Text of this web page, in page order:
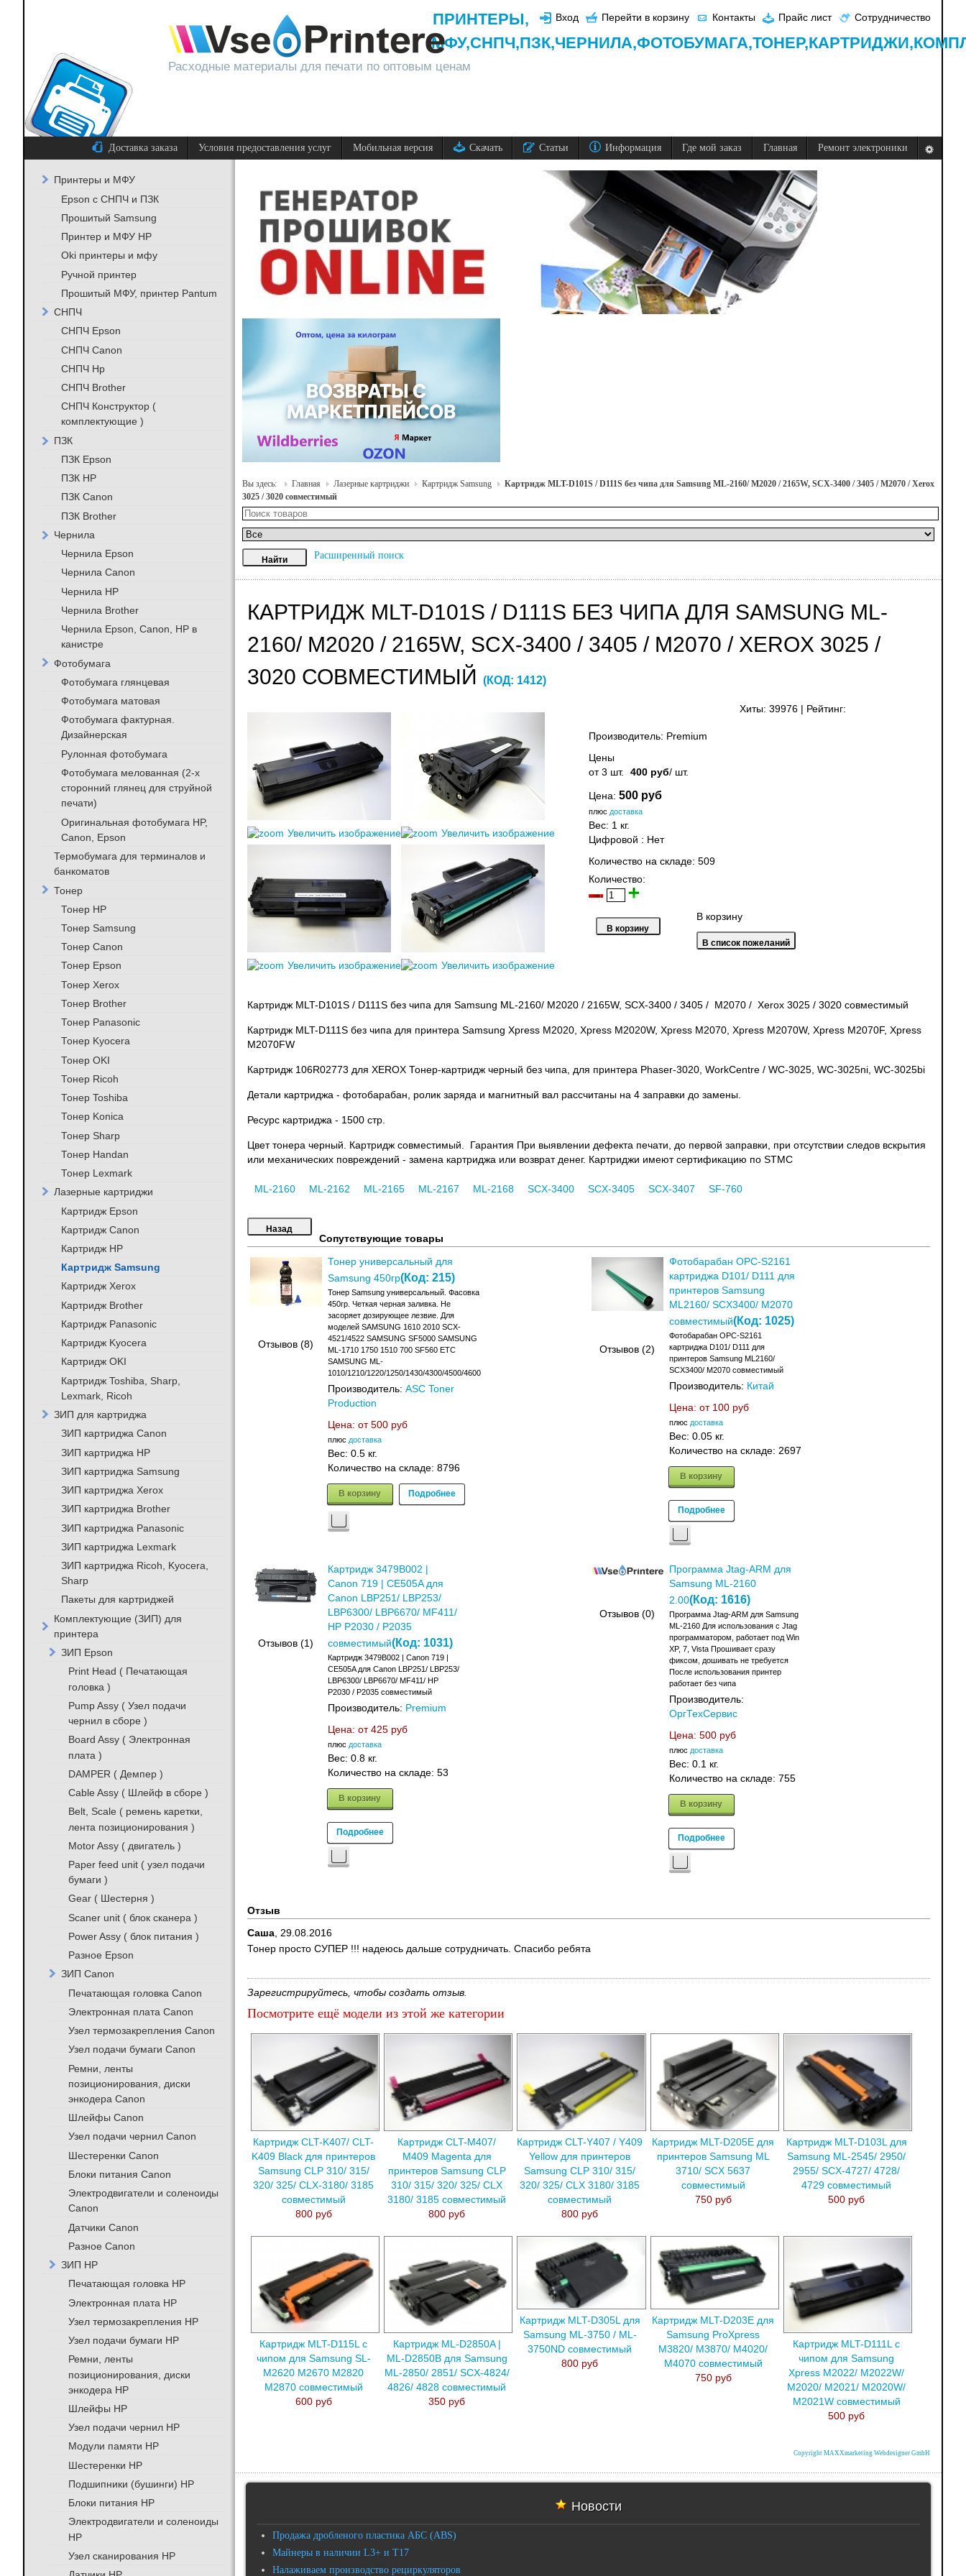
Расходные материалы для печати по оптовым ценам
Вход Перейти в корзину Контакты Прайс лист Сотрудничество
ПРИНТЕРЫ,
МФУ,СНПЧ,ПЗК,ЧЕРНИЛА,ФОТОБУМАГА,ТОНЕР,КАРТРИДЖИ,
Доставка заказа Условия предоставления услуг Мобильная версия Скачать Статьи Информация Где мой заказ Главная Ремонт электроники
Вы здесь: Главная Лазерные картриджи Картридж Samsung
Картридж MLT-D101S / D111S без чипа для Samsung ML-2160/ M2020 / 2165W, SCX-3400 / 3405 / M2070 / Xerox
3025 / 3020 совместимый
Расширенный поиск
КАРТРИДЖ MLT-D101S / D111S БЕЗ ЧИПА ДЛЯ SAMSUNG ML-
2160/ M2020 / 2165W, SCX-3400 / 3405 / M2070 / XEROX 3025 /
3020 СОВМЕСТИМЫЙ (КОД: 1412)
Хиты: 39976 Рейтинг:
Увеличить изображение Увеличить изображение
Увеличить изображение Увеличить изображение
Производитель: Premium
Цены
от 3 шт.
400 руб/ шт.
Цена: 500 руб
плюс доставка
Вес: 1 кг.
Цифровой : Нет
Количество на складе: 509
Количество:
В корзину
Картридж MLT-D101S / D111S без чипа для Samsung ML-2160/ M2020 / 2165W, SCX-3400 / 3405 / M2070 / Xerox 3025 / 3020 совместимый
Картридж MLT-D111S без чипа для принтера Samsung Xpress M2020, Xpress M2020W, Xpress M2070, Xpress M2070W, Xpress M2070F, Xpress
M2070FW
Картридж 106R02773 для XEROX Тонер-картридж черный без чипа, для принтера Phaser-3020, WorkCentre / WC-3025, WC-3025ni, WC-3025bi
Детали картриджа - фотобарабан, ролик заряда и магнитный вал рассчитаны на 4 заправки до замены.
Ресурс картриджа - 1500 стр.
Цвет тонера черный. Картридж совместимый. Гарантия При выявлении дефекта печати, до первой заправки, при отсутствии следов вскрытия
или механических повреждений - замена картриджа или возврат денег. Картриджи имеют сертификацию по STMC
ML-2160 ML-2162 ML-2165 ML-2167 ML-2168 SCX-3400 SCX-3405 SCX-3407 SF-760
Сопутствующие товары
Отзывов (8)
Тонер универсальный для
Samsung 450гр(Код: 215)
Тонер Samsung универсальный. Фасовка
450гр. Четкая черная заливка. Не
засоряет дозирующее лезвие. Для
моделей SAMSUNG 1610 2010 SCX-
4521/4522 SAMSUNG SF5000 SAMSUNG
ML-1710 1750 1510 700 SF560 ETC
SAMSUNG ML-
1010/1210/1220/1250/1430/4300/4500/4600
Производитель: ASC Toner
Production
Цена: от 500 руб
плюс доставка
Вес: 0.5 кг.
Количество на складе: 8796
В корзину Подробнее
Отзывов (2)
Фотобарабан OPC-S2161
картриджа D101/ D111 для
принтеров Samsung
ML2160/ SCX3400/ M2070
совместимый(Код: 1025)
Фотобарабан OPC-S2161
картриджа D101/ D111 для
принтеров Samsung ML2160/
SCX3400/ M2070 совместимый
Производитель: Китай
Цена: от 100 руб
плюс доставка
Вес: 0.05 кг.
Количество на складе: 2697
В корзину
Подробнее
Отзывов (1)
Картридж 3479B002 |
Canon 719 | CE505A для
Canon LBP251/ LBP253/
LBP6300/ LBP6670/ MF411/
HP P2030 / P2035
совместимый(Код: 1031)
Картридж 3479B002 | Canon 719 |
CE505A для Canon LBP251/ LBP253/
LBP6300/ LBP6670/ MF411/ HP
P2030 / P2035 совместимый
Производитель: Premium
Цена: от 425 руб
плюс доставка
Вес: 0.8 кг.
Количество на складе: 53
В корзину
Подробнее
Отзывов (0)
Программа Jtag-ARM для
Samsung ML-2160
2.00(Код: 1616)
Программа Jtag-ARM для Samsung
ML-2160 Для использования с Jtag
программатором, работает под Win
XP, 7, Vista Прошивает сразу
фиксом, дошивать не требуется
После использования принтер
работает без чипа
Производитель:
ОргТехСервис
Цена: 500 руб
плюс доставка
Вес: 0.1 кг.
Количество на складе: 755
В корзину
Подробнее
Отзыв
Саша, 29.08.2016
Тонер просто СУПЕР !!! надеюсь дальше сотрудничать. Спасибо ребята
Зарегистрируйтесь, чтобы создать отзыв.
Посмотрите ещё модели из этой же категории
Картридж CLT-K407/ CLT-
K409 Black для принтеров
Samsung CLP 310/ 315/
320/ 325/ CLX-3180/ 3185
совместимый
800 руб
Картридж CLT-M407/
M409 Magenta для
принтеров Samsung CLP
310/ 315/ 320/ 325/ CLX
3180/ 3185 совместимый
800 руб
Картридж CLT-Y407 / Y409
Yellow для принтеров
Samsung CLP 310/ 315/
320/ 325/ CLX 3180/ 3185
совместимый
800 руб
Картридж MLT-D205E для
принтеров Samsung ML
3710/ SCX 5637
совместимый
750 руб
Картридж MLT-D103L для
Samsung ML-2545/ 2950/
2955/ SCX-4727/ 4728/
4729 совместимый
500 руб
Картридж MLT-D115L с
чипом для Samsung SL-
M2620 M2670 M2820
M2870 совместимый
600 руб
Картридж ML-D2850A |
ML-D2850B для Samsung
ML-2850/ 2851/ SCX-4824/
4826/ 4828 совместимый
350 руб
Картридж MLT-D305L для
Samsung ML-3750 / ML-
3750ND совместимый
800 руб
Картридж MLT-D203E для
Samsung ProXpress
M3820/ M3870/ M4020/
M4070 совместимый
750 руб
Картридж MLT-D111L с
чипом для Samsung
Xpress M2022/ M2022W/
M2020/ M2021/ M2020W/
M2021W совместимый
500 руб
Copyright MAXXmarketing Webdesigner GmbH
Новости
Продажа дробленого пластика АБС (ABS)
Майнеры в наличии L3+ и T17
Налаживаем производство рециркуляторов
Принтеры и МФУ
Epson с СНПЧ и ПЗК
Прошитый Samsung
Принтер и МФУ HP
Oki принтеры и мфу
Ручной принтер
Прошитый МФУ, принтер Pantum
СНПЧ
СНПЧ Epson
СНПЧ Canon
СНПЧ Hp
СНПЧ Brother
СНПЧ Конструктор (
комплектующие )
ПЗК
ПЗК Epson
ПЗК HP
ПЗК Canon
ПЗК Brother
Чернила
Чернила Epson
Чернила Canon
Чернила HP
Чернила Brother
Чернила Epson, Canon, HP в
канистре
Фотобумага
Фотобумага глянцевая
Фотобумага матовая
Фотобумага фактурная.
Дизайнерская
Рулонная фотобумага
Фотобумага мелованная (2-х
сторонний глянец для струйной
печати)
Оригинальная фотобумага HP,
Canon, Epson
Термобумага для терминалов и
банкоматов
Тонер
Тонер HP
Тонер Samsung
Тонер Canon
Тонер Epson
Тонер Xerox
Тонер Brother
Тонер Panasonic
Тонер Kyocera
Тонер OKI
Тонер Ricoh
Тонер Toshiba
Тонер Konica
Тонер Sharp
Тонер Handan
Тонер Lexmark
Лазерные картриджи
Картридж Epson
Картридж Canon
Картридж HP
Картридж Samsung
Картридж Xerox
Картридж Brother
Картридж Panasonic
Картридж Kyocera
Картридж OKI
Картридж Toshiba, Sharp,
Lexmark, Ricoh
ЗИП для картриджа
ЗИП картриджа Canon
ЗИП картриджа HP
ЗИП картриджа Samsung
ЗИП картриджа Xerox
ЗИП картриджа Brother
ЗИП картриджа Panasonic
ЗИП картриджа Lexmark
ЗИП картриджа Ricoh, Kyocera,
Sharp
Пакеты для картриджей
Комплектующие (ЗИП) для
принтера
ЗИП Epson
Print Head ( Печатающая
головка )
Pump Assy ( Узел подачи
чернил в сборе )
Board Assy ( Электронная
плата )
DAMPER ( Демпер )
Cable Assy ( Шлейф в сборе )
Belt, Scale ( ремень каретки,
лента позиционирования )
Motor Assy ( двигатель )
Paper feed unit ( узел подачи
бумаги )
Gear ( Шестерня )
Scaner unit ( блок сканера )
Power Assy ( блок питания )
Разное Epson
ЗИП Canon
Печатающая головка Canon
Электронная плата Canon
Узел термозакрепления Canon
Узел подачи бумаги Canon
Ремни, ленты
позиционирования, диски
энкодера Canon
Шлейфы Canon
Узел подачи чернил Canon
Шестеренки Canon
Блоки питания Canon
Электродвигатели и соленоиды
Canon
Датчики Canon
Разное Canon
ЗИП HP
Печатающая головка HP
Электронная плата HP
Узел термозакрепления HP
Узел подачи бумаги HP
Ремни, ленты
позиционирования, диски
энкодера HP
Шлейфы HP
Узел подачи чернил HP
Модули памяти HP
Шестеренки HP
Подшипники (бушинги) HP
Блоки питания HP
Электродвигатели и соленоиды
HP
Узел сканирования HP